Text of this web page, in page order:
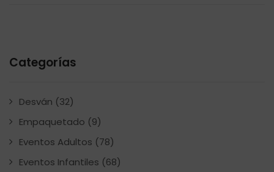
Categorías
Desván (32)
Empaquetado (9)
Eventos Adultos (78)
Eventos Infantiles (68)